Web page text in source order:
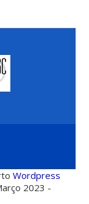
Wordpress
2023 -